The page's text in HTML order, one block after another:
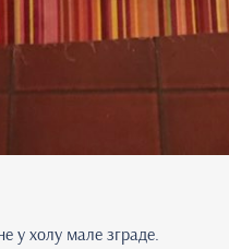
у холу мале зграде.